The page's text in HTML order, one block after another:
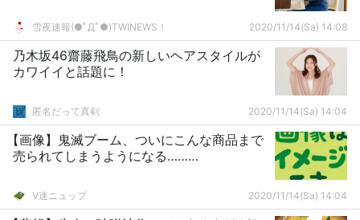
雪夜速報(●ﾟДﾟ●)TWINEWS！ 2020/11/14(Sa) 14:08
乃木坂46齋藤飛鳥の新しいヘアスタイルが
カワイイと話題に！
匿名だって真剣 2020/11/14(Sa) 14:04
【画像】鬼滅ブーム、ついにこんな商品まで
売られてしまうようになる………
V速ニュップ 2020/11/14(Sa) 14:04